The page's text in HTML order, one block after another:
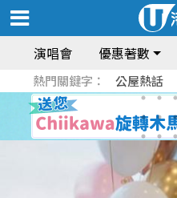
演唱會 優惠著數
熱門關鍵字： 公屋熱話